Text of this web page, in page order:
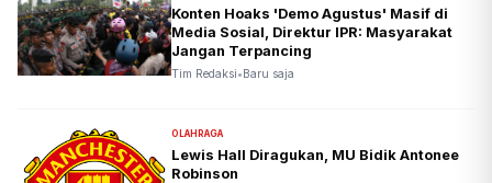
Konten Hoaks 'Demo Agustus' Masif di
Media Sosial, Direktur IPR: Masyarakat
Jangan Terpancing
Tim Redaksi•Baru saja
OLAHRAGA
Lewis Hall Diragukan, MU Bidik Antonee
Robinson